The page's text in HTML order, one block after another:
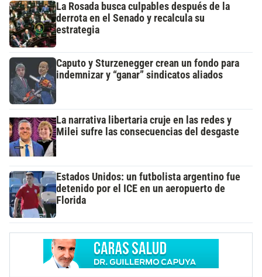
La Rosada busca culpables después de la
derrota en el Senado y recalcula su
estrategia
Caputo y Sturzenegger crean un fondo para
indemnizar y “ganar” sindicatos aliados
La narrativa libertaria cruje en las redes y
Milei sufre las consecuencias del desgaste
Estados Unidos: un futbolista argentino fue
detenido por el ICE en un aeropuerto de
Florida